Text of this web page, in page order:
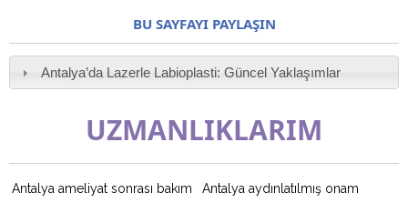
BU SAYFAYI PAYLAŞIN
Antalya’da Lazerle Labioplasti: Güncel Yaklaşımlar
UZMANLIKLARIM
Antalya ameliyat sonrası bakım
Antalya aydınlatılmış onam